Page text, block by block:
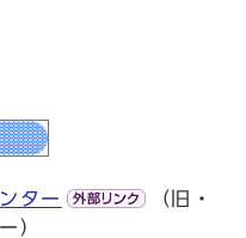
ター
（旧・
）